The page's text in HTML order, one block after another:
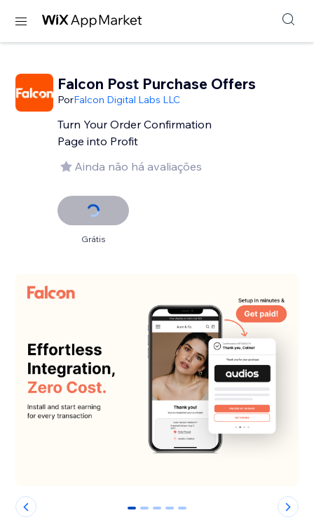
Falcon Post Purchase Offers
PorFalcon Digital Labs LLC
Turn Your Order Confirmation
Page into Profit
Ainda não há avaliações
Grátis
0 1 2 3 4